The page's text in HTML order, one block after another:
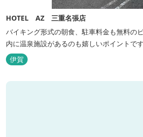
HOTEL AZ 三重名張店
バイキング形式の朝食、駐車料金も無料の
内に温泉施設があるのも嬉しいポイントです
伊賀